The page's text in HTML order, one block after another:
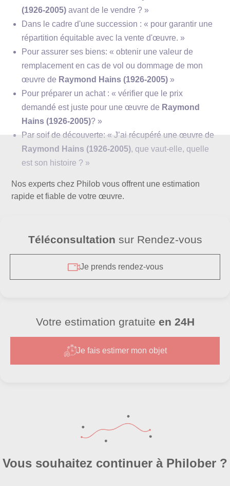
(1926-2005) avant de le vendre ? »
Dans le cadre d'une succession : « pour garantir une
répartition équitable avec la vente d'œuvre. »
Pour assurer ses biens: « obtenir une valeur de
remplacement en cas de vol ou dommage de mon
œuvre de Raymond Hains (1926-2005) »
Pour préparer un achat : « vérifier que le prix
demandé est juste pour une œuvre de Raymond
Hains (1926-2005)? »
Par soif de découverte: « J’ai récupéré une œuvre de
Raymond Hains (1926-2005), que vaut-elle, quelle
est son histoire ? »
Nos experts chez Philob vous offrent une estimation
rapide et fiable de votre œuvre.
Téléconsultation sur Rendez-vous
Je prends rendez-vous
Votre estimation gratuite en 24H
Je fais estimer mon objet
Vous souhaitez continuer à Philober ?